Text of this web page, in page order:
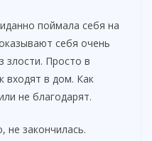
поймала себя на
себя очень
злости. Просто в
входят в дом. Как
не благодарят.
не закончилась.